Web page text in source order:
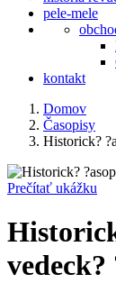
pele-mele
kontakt
Domov
Časopisy
Historick?
Prečítať ukážku